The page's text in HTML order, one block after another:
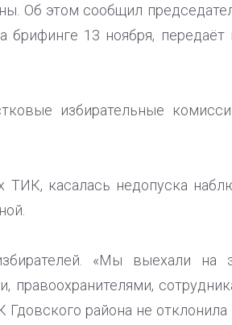
Об этом сообщил
13 ноября, передаёт
избирательные
касалась недопуска
«Мы выехали на
правоохранителями,
района не